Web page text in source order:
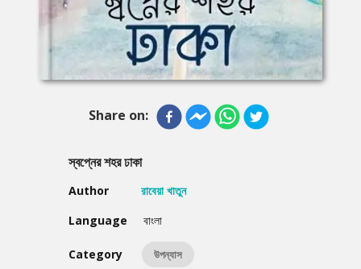
Share on:
স্বপ্নের শহর ঢাকা
Author
রাবেয়া খাতুন
Language
বাংলা
Category উপন্যাস